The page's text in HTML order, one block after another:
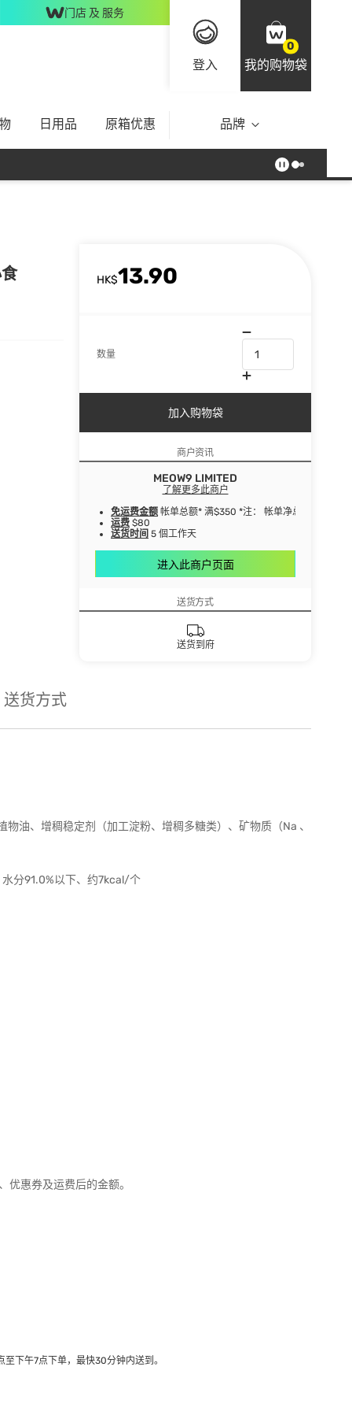
门店 及 服务
登入
0
我的购物袋
日用品 原箱优惠 品牌
HK$13.90
数量
加入购物袋
商户资讯
MEOW9 LIMITED
了解更多此商户
免运费金额 帐单总额* 满$350 *注： 帐单净总额指扣除
运费 $80
送货时间 5 個工作天
进入此商户页面
送货方式
送货到府
送货方式
油、增稠稳定剂（加工淀粉、增稠多糖类）、矿物质（Na 、
水分91.0%以下、约7kcal/个
惠券及运费后的金额。
下午7点下单，最快30分钟内送到​。